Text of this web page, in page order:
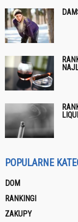
POPULARNE
DOM
RANKINGI
ZAKUPY